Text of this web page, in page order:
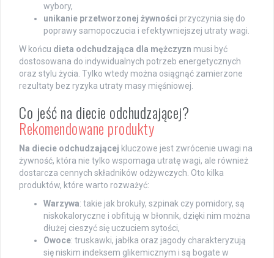
wybory,
unikanie przetworzonej żywności przyczynia się do
poprawy samopoczucia i efektywniejszej utraty wagi.
W końcu dieta odchudzająca dla mężczyzn musi być
dostosowana do indywidualnych potrzeb energetycznych
oraz stylu życia. Tylko wtedy można osiągnąć zamierzone
rezultaty bez ryzyka utraty masy mięśniowej.
Co jeść na diecie odchudzającej?
Rekomendowane produkty
Na diecie odchudzającej kluczowe jest zwrócenie uwagi na
żywność, która nie tylko wspomaga utratę wagi, ale również
dostarcza cennych składników odżywczych. Oto kilka
produktów, które warto rozważyć:
Warzywa: takie jak brokuły, szpinak czy pomidory, są
niskokaloryczne i obfitują w błonnik, dzięki nim można
dłużej cieszyć się uczuciem sytości,
Owoce: truskawki, jabłka oraz jagody charakteryzują
się niskim indeksem glikemicznym i są bogate w